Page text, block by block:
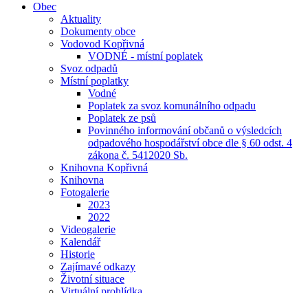
Obec
Aktuality
Dokumenty obce
Vodovod Kopřivná
VODNÉ - místní poplatek
Svoz odpadů
Místní poplatky
Vodné
Poplatek za svoz komunálního odpadu
Poplatek ze psů
Povinného informování občanů o výsledcích
odpadového hospodářství obce dle § 60 odst. 4
zákona č. 5412020 Sb.
Knihovna Kopřivná
Knihovna
Fotogalerie
2023
2022
Videogalerie
Kalendář
Historie
Zajímavé odkazy
Životní situace